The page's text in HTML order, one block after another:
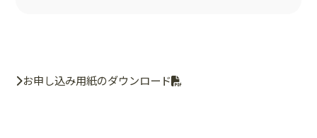
お申し込み用紙のダウンロード